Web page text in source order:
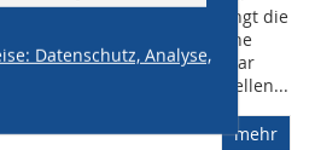
Datenschutz, Analyse,
Pandemie klingt die
plausibel. Das österreichische
Branchenradar
Ergebnisse der damals aktuellen...
mehr